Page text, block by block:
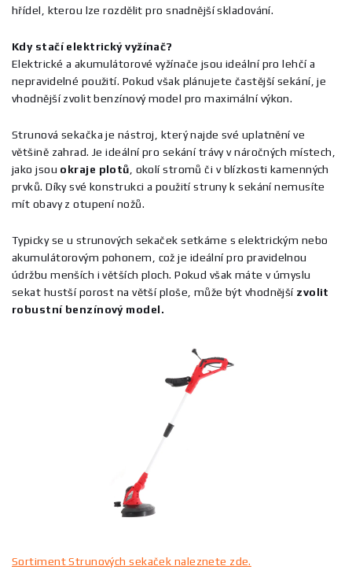
hřídel, kterou lze rozdělit pro snadnější skladování.
Kdy stačí elektrický vyžínač?
Elektrické a akumulátorové vyžínače jsou ideální pro lehčí a
nepravidelné použití. Pokud však plánujete častější sekání, je
vhodnější zvolit benzínový model pro maximální výkon.
Strunová sekačka je nástroj, který najde své uplatnění ve
většině zahrad. Je ideální pro sekání trávy v náročných místech,
jako jsou okraje plotů , okolí stromů či v blízkosti kamenných
prvků. Díky své konstrukci a použití struny k sekání nemusíte
mít obavy z otupení nožů.
Typicky se u strunových sekaček setkáme s elektrickým nebo
akumulátorovým pohonem, což je ideální pro pravidelnou
údržbu menších i větších ploch. Pokud však máte v úmyslu
sekat hustší porost na větší ploše, může být vhodnější zvolit
robustní benzínový model.
Sortiment Strunových sekaček naleznete zde.